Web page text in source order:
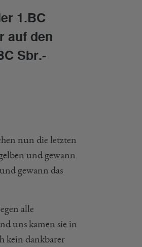
1.BC
auf den
Sbr.-
nun die letzten
und gewann
gewann das
alle
uns kamen sie in
kein dankbarer